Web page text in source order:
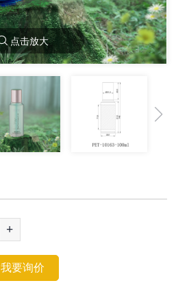
点击放大
+
我要询价